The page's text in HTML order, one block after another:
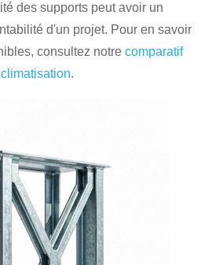
des supports peut avoir un
d'un projet. Pour en savoir
consultez notre comparatif
.